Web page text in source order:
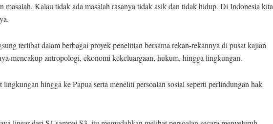
masalah. Kalau tidak ada masalah rasanya tidak asik dan tidak hidup. Di Indonesia kita
terlibat dalam berbagai proyek penelitian bersama rekan-rekannya di pusat kajian
mencakup antropologi, ekonomi kekeluargaan, hukum, hingga lingkungan.
hingga ke Papua serta meneliti persoalan sosial seperti perlindungan hak